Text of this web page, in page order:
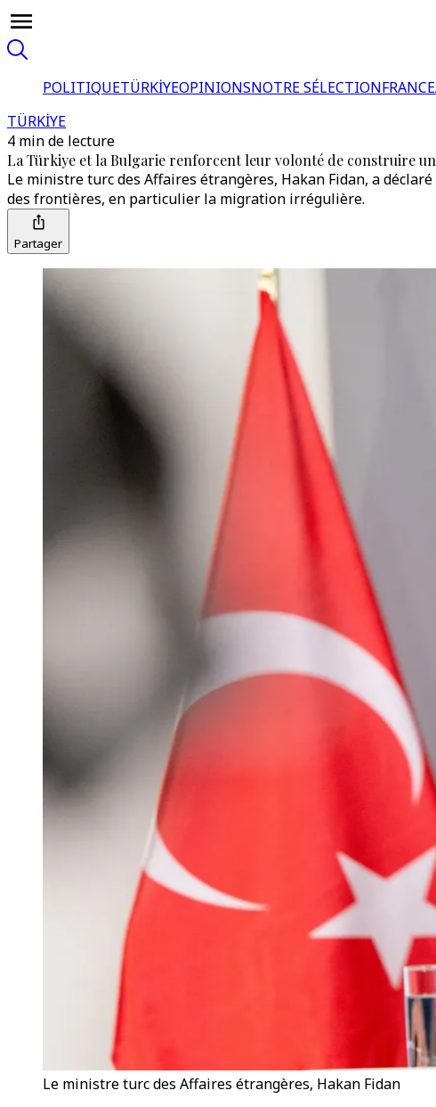
POLITIQUETÜRKİYEOPINIONSNOTRE SÉLECTIONFRANCE
TÜRKİYE
4 min de lecture
La Türkiye et la Bulgarie renforcent leur volonté de construire
Le ministre turc des Affaires étrangères, Hakan Fidan, a
des frontières, en particulier la migration irrégulière.
Partager
Le ministre turc des Affaires étrangères, Hakan Fidan